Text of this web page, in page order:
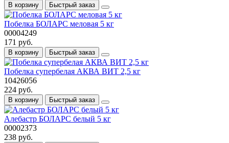
В корзину Быстрый заказ
Побелка БОЛАРС меловая 5 кг
00004249
171 руб.
В корзину Быстрый заказ
Побелка супербелая АКВА ВИТ 2,5 кг
10426056
224 руб.
В корзину Быстрый заказ
Алебастр БОЛАРС белый 5 кг
00002373
238 руб.